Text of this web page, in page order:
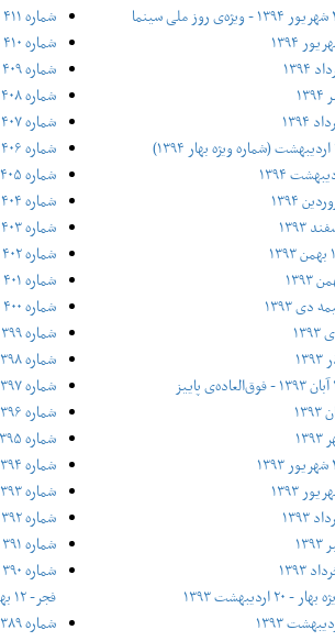
شماره ۴۱۱ - خرداد ۱۳۸۹
شماره ۴۱۰ - شماره ویژه بهار - ۱۷ اردیبهشت ۱۳۸۹
شماره ۴۰۹ - اردیبهشت ۱۳۸۹
شماره ۴۰۸ - اول فروردین ۱۳۸۹
شماره ۴۰۷ - اول اسفند ۱۳۸۸
شماره ۴۰۶ - ویژه جشنواره فجر - ۵ بهمن ۱۳۸۸
شماره ۴۰۵ - اول بهمن ۱۳۸۸
شماره ۴۰۴ - دی ۱۳۸۸
شماره ۴۰۳ - آذر ۱۳۸۸
شماره ۴۰۲ - نیمه آبان - ویژه پاییز ۱۳۸۸
شماره ۴۰۱ - اول آبان ۱۳۸۸
شماره ۴۰۰ - ۱ مهر ۱۳۸۸
شماره ۳۹۹ (ویژه روز ملی سینما) - ۲۱ شهریور ۱۳۸۸
شماره ۳۹۸ - شهریور ۱۳۸۸
شماره ۳۹۷ - مرداد ۱۳۸۸
شماره ۳۹۶ - تیر ۱۳۸۸
شماره ۳۹۵ - خرداد ۱۳۸۸
شماره ۳۹۴ - ویژه بهار - نیمه‌ اردیبهشت ۱۳۸۸
شماره ۳۹۳ - اردیبهشت ۱۳۸۸
شماره ۳۹۲ - ویژه‌ی نوروز ۱۳۸۸
شماره ۳۹۱ - اسفند ۱۳۸۷
فجر- ۱۲ بهمن ۱۳۸۷
شماره ۳۸۹ - بهمن ۱۳۸۷